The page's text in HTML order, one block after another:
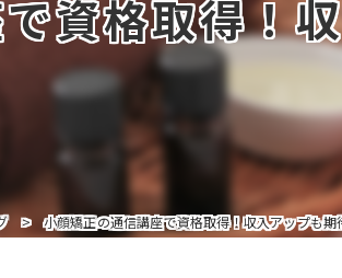
フットインストラクターコース
まとめてお得なインストラクター
インストラクター講座について
インストラクターを追加受講の方
資格取得！
小顔矯正の通信講座で資格取得！収入アップも期